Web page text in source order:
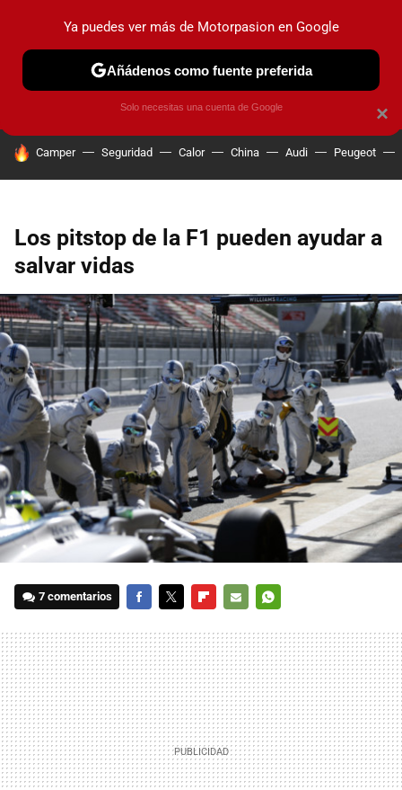
PRUEBAS COCHES ELÉCTRICOS OBSERVATORIO
HOY SE HABLA DE
Camper Seguridad Calor China Audi Peugeot
Los pitstop de la F1 pueden ayudar a
salvar vidas
7 comentarios
MAIL
×
Ya puedes ver más de Motorpasion en Google
Añádenos como fuente preferida
Solo necesitas una cuenta de Google